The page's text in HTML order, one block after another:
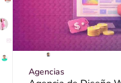
Agencias